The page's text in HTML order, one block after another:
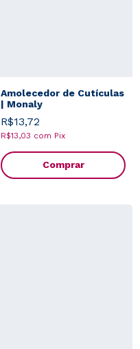
Amolecedor de Cutículas
| Monaly
R$13,72
R$13,03 com Pix
Comprar